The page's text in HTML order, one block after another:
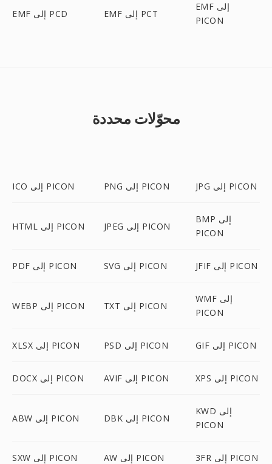
EMF إلى PCD EMF إلى PCT
EMF إلى
PICON
محوّلات محددة
ICO إلى PICON PNG إلى PICON JPG إلى PICON
HTML إلى PICON JPEG إلى PICON
BMP إلى
PICON
PDF إلى PICON SVG إلى PICON JFIF إلى PICON
WEBP إلى PICON TXT إلى PICON
WMF إلى
PICON
XLSX إلى PICON PSD إلى PICON GIF إلى PICON
DOCX إلى PICON AVIF إلى PICON XPS إلى PICON
ABW إلى PICON DBK إلى PICON
KWD إلى
PICON
SXW إلى PICON AW إلى PICON 3FR إلى PICON